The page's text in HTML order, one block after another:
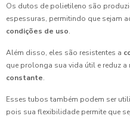
Os dutos de polietileno são
espessuras, permitindo que sejam
condições de uso.
Além disso, eles são resistentes a
que prolonga sua vida útil e reduz a
constante.
Esses tubos também podem ser
pois sua flexibilidade permite que